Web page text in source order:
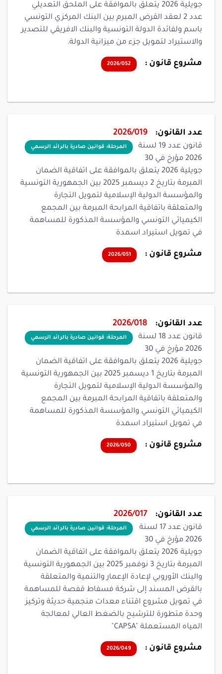
جويلية 2026 يتعلق بالموافقة على الملحق التعديلي
عدد 2 لعقد القرض المبرم بين البنك المركزي التونسي
باسم ولفائدة الدولة التونسية والبنك الافريقي للتصدير
والاستيراد لتمويل جزء من ميزانية الدولة.
مشروع قانون : 2026/052
عدد القانون: 2026/019
المرحلة: قوانين صادرة بالرائد الرسمي
قانون عدد 19 لسنة
2026 مؤرخ في 30
جويلية 2026 يتعلق بالموافقة على اتفاقية الضمان
المبرمة بتاريخ 2 ديسمبر 2025 بين الجمهورية التونسية
والمؤسسة الدولية الإسلامية لتمويل التجارة
والمتعلقة باتفاقية المرابحة المبرمة بين المجمع
الكيميائي التونسي والمؤسسة المذكورة للمساهمة
في تمويل استيراد اسمدة
مشروع قانون : 2026/051
عدد القانون: 2026/018
المرحلة: قوانين صادرة بالرائد الرسمي
قانون عدد 18 لسنة
2026 مؤرخ في 30
جويلية 2026 يتعلق بالموافقة على اتفاقية الضمان
المبرمة بتاريخ 1 ديسمبر 2025 بين الجمهورية التونسية
والمؤسسة الدولية الإسلامية لتمويل التجارة
والمتعلقة باتفاقية المرابحة المبرمة بين المجمع
الكيميائي التونسي والمؤسسة المذكورة للمساهمة
في تمويل استيراد اسمدة
مشروع قانون : 2026/050
عدد القانون: 2026/017
المرحلة: قوانين صادرة بالرائد الرسمي
قانون عدد 17 لسنة
2026 مؤرخ في 30
جويلية 2026 يتعلق بالموافقة على اتفاقية الضمان
المبرمة بتاريخ 3 نوفمبر 2025 بين الجمهورية التونسية
والبنك الأوروبي لإعادة الإعمار والتنمية والمتعلقة
بالقرض المسند إلى شركة فسفاط قفصة للمساهمة
في تمويل مشروع اقتناء معدات منجمية حديثة وتركيز
وحدة متطورة للترشيح بالضغط العالي لمعالجة
المياه المستعملة "CAPSA"
مشروع قانون : 2026/049